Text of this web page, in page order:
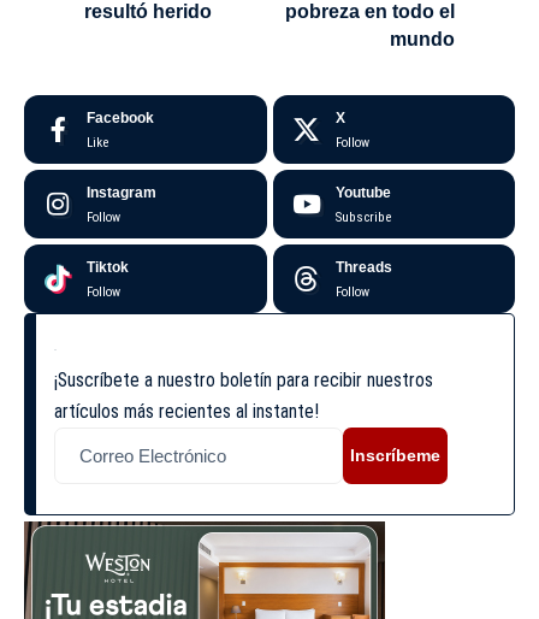
resultó herido
pobreza en todo el
mundo
Facebook
Like
X
Follow
Instagram
Follow
Youtube
Subscribe
Tiktok
Follow
Threads
Follow
¡Suscríbete a nuestro boletín para recibir nuestros
artículos más recientes al instante!
Inscríbeme